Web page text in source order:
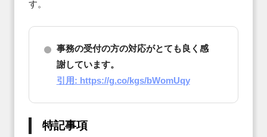
す。
事務の受付の方の対応がとても良く感
謝しています。
引用: https://g.co/kgs/bWomUqy
特記事項